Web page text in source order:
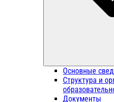
Основные
Структура и
Документы